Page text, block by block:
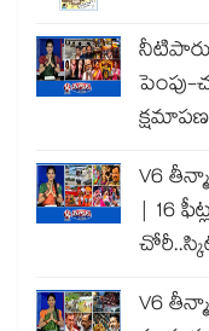
పెంపు-
V6
| 16
V6